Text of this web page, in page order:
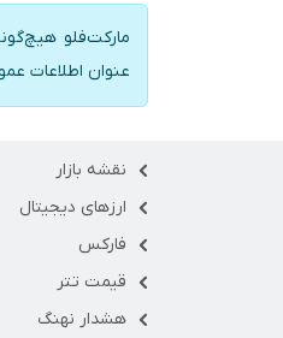
مارکت‌فلو
عنوان اطلاعات
نقشه بازار
ارزهای دیجیتال
فارکس
قیمت تتر
هشدار نهنگ